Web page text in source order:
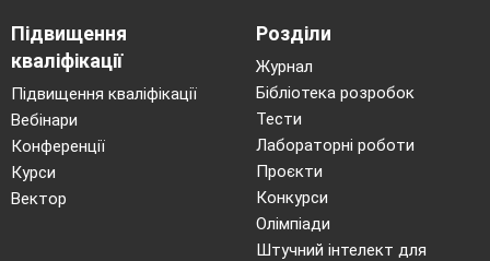
Підвищення
кваліфікації
Підвищення кваліфікації
Вебінари
Конференції
Курси
Вектор
Розділи
Журнал
Бібліотека розробок
Тести
Лабораторні роботи
Проєкти
Конкурси
Олімпіади
Штучний інтелект для